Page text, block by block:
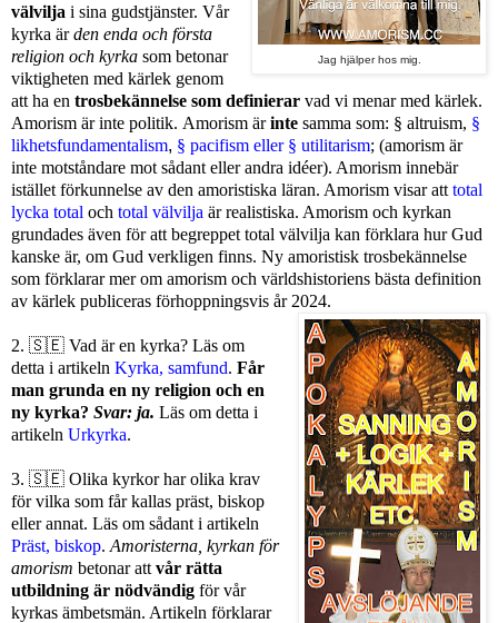
Jag hjälper hos mig.
välvilja i sina gudstjänster. Vår
kyrka ärden enda och första
religion och kyrka som betonar
viktigheten med kärlek genom
att ha en trosbekännelse som definierar vad vi menar med kärlek.
Amorism är inte politik. Amorism ärinte samma som: § altruism, §
likhetsfundamentalism, § pacifism eller § utilitarism; (amorism är
inte motståndare mot sådant eller andra idéer). Amorism innebär
istället förkunnelse av den amoristiska läran. Amorism visar att total
lycka total och total välvilja är realistiska. Amorism och kyrkan
grundades även för att begreppet total välvilja kan förklara hur Gud
kanske är, om Gud verkligen finns. Ny amoristisk trosbekännelse
som förklarar mer om amorism och världshistoriens bästa definition
av kärlek publiceras förhoppningsvis år 2024.
2. 🇸🇪 Vad är en kyrka? Läs om
detta i artikeln Kyrka, samfund. Får
man grunda en ny religion och en
ny kyrka? Svar: ja. Läs om detta i
artikeln Urkyrka.
3. 🇸🇪 Olika kyrkor har olika krav
för vilka som får kallas präst, biskop
eller annat. Läs om sådant i artikeln
Präst, biskop. Amoristerna, kyrkan för
amorism betonar att vår rätta
utbildning är nödvändig för vår
kyrkas ämbetsmän. Artikeln förklarar